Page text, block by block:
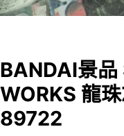
BANDAI景品
WORKS 龍
89722